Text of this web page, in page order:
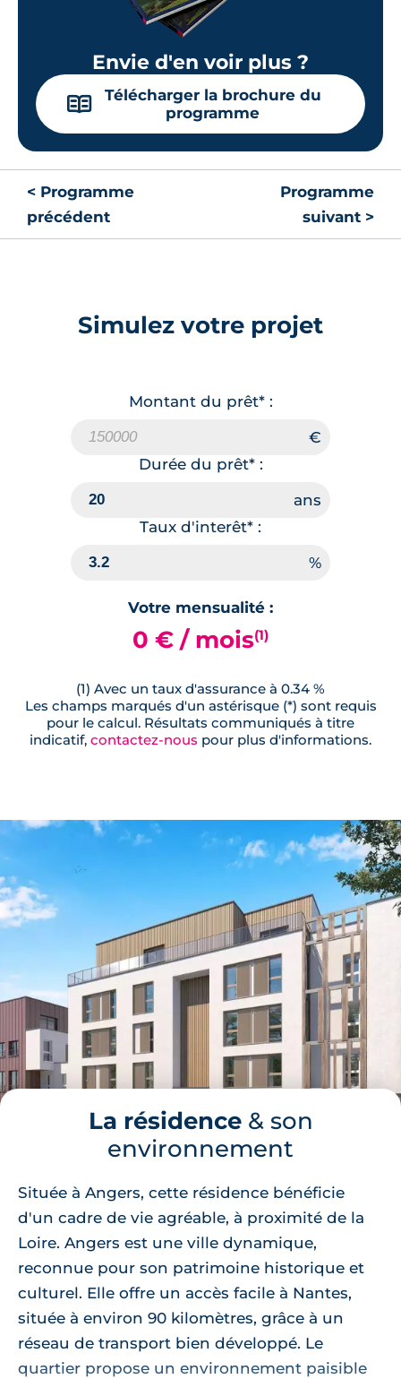
Envie d'en voir plus ?
📖
Télécharger la brochure du
programme
< Programme
précédent
Programme
suivant >
Simulez votre projet
Montant du prêt* :
Durée du prêt* :
Taux d'interêt* :
Votre mensualité :
0 € / mois(1)
(1) Avec un taux d'assurance à 0.34 %
Les champs marqués d'un astérisque (*) sont requis
pour le calcul. Résultats communiqués à titre
indicatif, contactez-nous pour plus d'informations.
La résidence& son
environnement
Située à Angers, cette résidence bénéficie
d'un cadre de vie agréable, à proximité de la
Loire. Angers est une ville dynamique,
reconnue pour son patrimoine historique et
culturel. Elle offre un accès facile à Nantes,
située à environ 90 kilomètres, grâce à un
réseau de transport bien développé. Le
quartier propose un environnement paisible